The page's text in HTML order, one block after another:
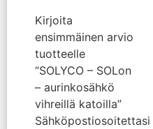
Kirjoita
ensimmäinen arvio
tuotteelle
“SOLYCO – SOLon
– aurinkosähkö
vihreillä katoilla”
Sähköpostiosoitettasi